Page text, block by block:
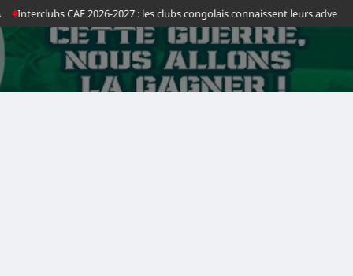
CAF 2026-2027 : les clubs congolais connaissent leurs adversaires en